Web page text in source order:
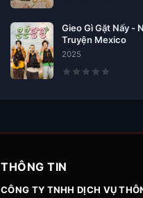
Gieo Gì Gặt Nấy -
Truyện Mexico
2025
THÔNG TIN
CÔNG TY TNHH DỊCH VỤ